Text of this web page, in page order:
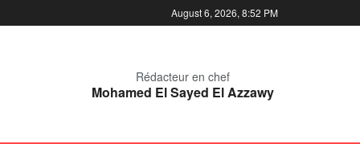
August 6, 2026, 8:52 PM
Rédacteur en chef
Mohamed El Sayed El Azzawy